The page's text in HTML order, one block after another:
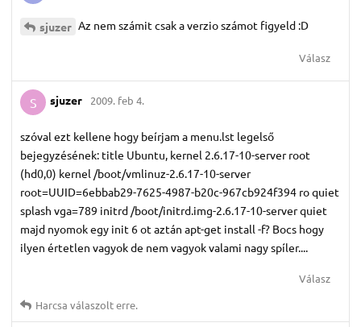
sjuzer Az nem számit csak a verzio számot figyeld :D
Válasz
S sjuzer 2009. feb 4.
szóval ezt kellene hogy beírjam a menu.lst legelső
bejegyzésének: title Ubuntu, kernel 2.6.17-10-server root
(hd0,0) kernel /boot/vmlinuz-2.6.17-10-server
root=UUID=6ebbab29-7625-4987-b20c-967cb924f394 ro quiet
splash vga=789 initrd /boot/initrd.img-2.6.17-10-server quiet
majd nyomok egy init 6 ot aztán apt-get install -f? Bocs hogy
ilyen értetlen vagyok de nem vagyok valami nagy spíler....
Válasz
Harcsa válaszolt erre.